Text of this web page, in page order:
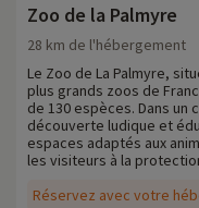
Zoo de la Palmyre
Réservez avec votre
28 km de l'hébergement
Le Zoo de La Palmyre,
plus grands zoos de
de 130 espèces. Dans
découverte ludique et
espaces adaptés aux
les visiteurs à la